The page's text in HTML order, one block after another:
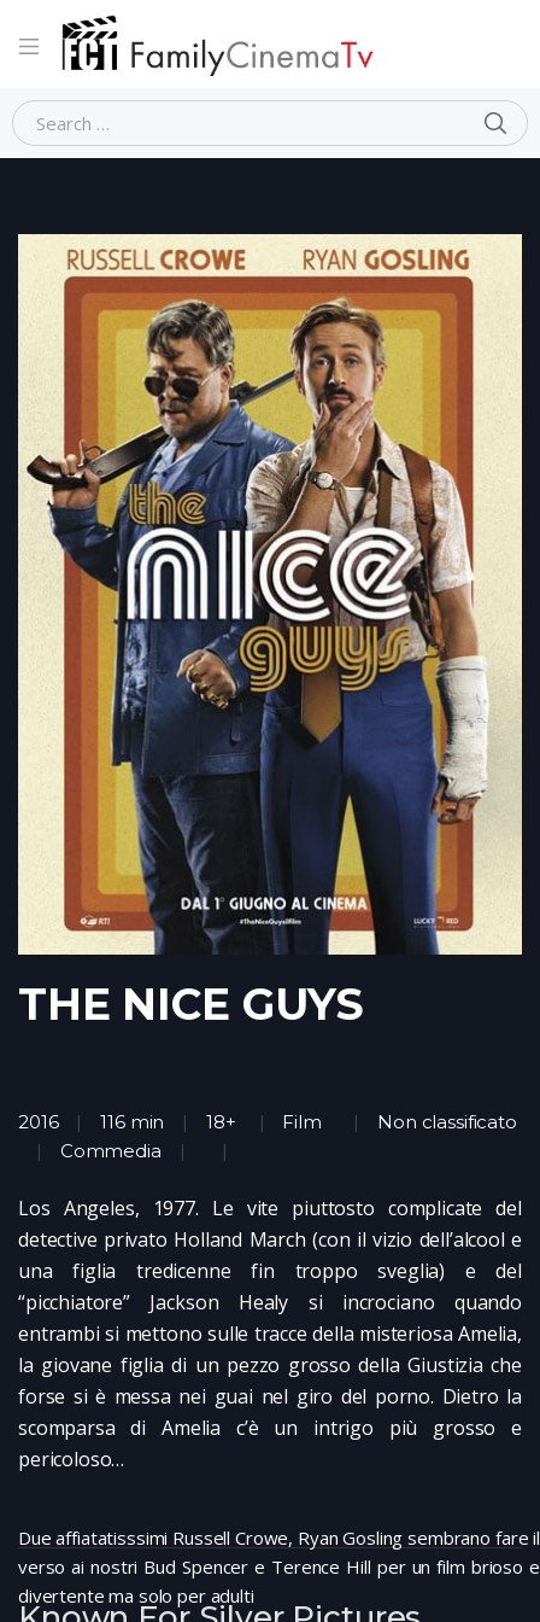
Home Commedia
THE NICE GUYS
2016 116 min 18+ Film
Non classificato
Commedia
Los Angeles, 1977. Le vite piuttosto complicate del
detective privato Holland March (con il vizio dell’alcool e
una figlia tredicenne fin troppo sveglia) e del
“picchiatore” Jackson Healy si incrociano quando
entrambi si mettono sulle tracce della misteriosa Amelia,
la giovane figlia di un pezzo grosso della Giustizia che
forse si è messa nei guai nel giro del porno. Dietro la
scomparsa di Amelia c’è un intrigo più grosso e
pericoloso…
Due affiatatisssimi Russell Crowe, Ryan Gosling sembrano fare il
verso ai nostri Bud Spencer e Terence Hill per un film brioso e
divertente ma solo per adulti